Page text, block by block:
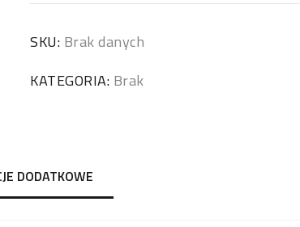
SKU: Brak danych
KATEGORIA: Brak
DODATKOWE